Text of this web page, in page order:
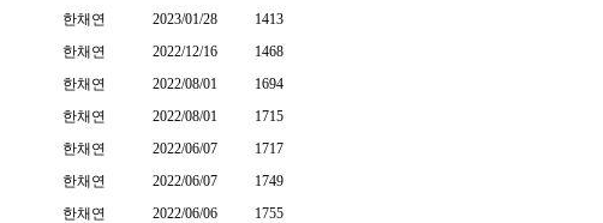
한채연 2023/01/28 1413
한채연 2022/12/16 1468
한채연 2022/08/01 1694
한채연 2022/08/01 1715
한채연 2022/06/07 1717
한채연 2022/06/07 1749
한채연 2022/06/06 1755